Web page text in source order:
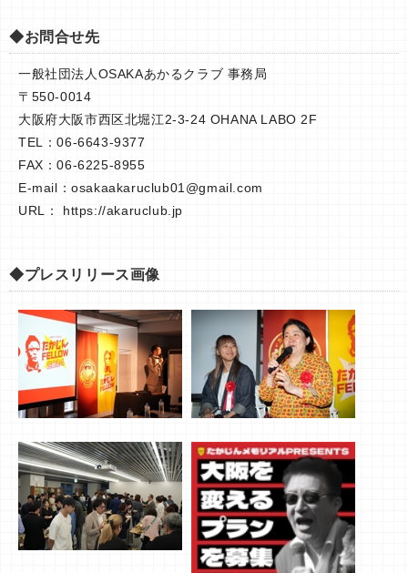
◆お問合せ先
一般社団法人OSAKAあかるクラブ 事務局
〒550-0014
大阪府大阪市西区北堀江2-3-24 OHANA LABO 2F
TEL：06-6643-9377
FAX：06-6225-8955
E-mail：osakaakaruclub01@gmail.com
URL： https://akaruclub.jp
◆プレスリリース画像